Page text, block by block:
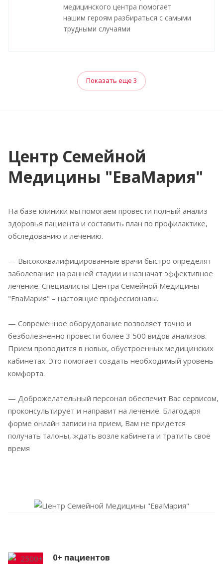
медицинского центра помогает
нашим героям разбираться с самыми
трудными случаями
Показать еще 3
Центр Семейной
Медицины "ЕваМария"
На базе клиники мы помогаем провести полный анализ
здоровья пациента и составить план по профилактике,
обследованию и лечению.
— Высококвалифицированные врачи быстро определят
заболевание на ранней стадии и назначат эффективное
лечение. Специалисты Центра Семейной Медицины
"ЕваМария" – настоящие профессионалы.
— Современное оборудование позволяет точно и
безболезненно провести более 3 500 видов анализов.
Прием проводится в новых, обустроенных медицинских
кабинетах. Это помогает создать необходимый уровень
комфорта.
— Доброжелательный персонал обеспечит Вас сервисом,
проконсультирует и направит на лечение. Благодаря
форме онлайн записи на прием, Вам не придется
получать талоны, ждать возле кабинета и тратить своё
время
0+ пациентов